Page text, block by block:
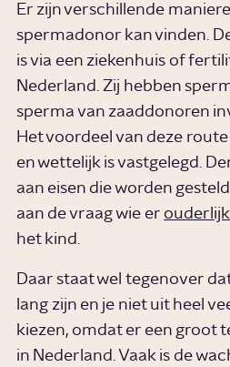
Er zijn verschillende
spermadonor kan vinden.
is via een ziekenhuis of
Nederland. Zij hebben
sperma van zaaddonoren
Het voordeel van deze
en wettelijk is vastgelegd.
aan eisen die worden
aan de vraag wie er
het kind.
Daar staat wel tegenover
lang zijn en je niet uit heel
kiezen, omdat er een groot
in Nederland. Vaak is de